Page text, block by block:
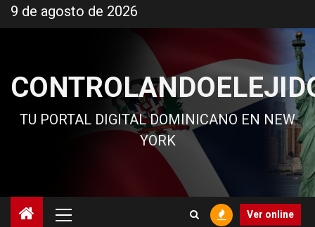
al
9 de agosto de 2026
TU PORTAL DIGITAL DOMINICANO EN NEW
YORK
principal
Ver online